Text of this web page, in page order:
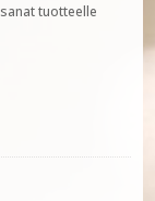
tuotteelle